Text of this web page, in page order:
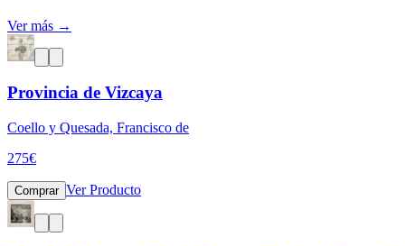
Ver más →
Provincia de Vizcaya
Coello y Quesada, Francisco de
275€
Comprar Ver Producto